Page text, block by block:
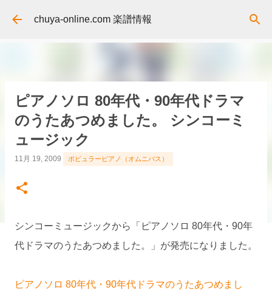
スキップしてメイン コンテンツに移動
chuya-online.com 楽譜情報
ピアノソロ 80年代・90年代ドラマ
のうたあつめました。 シンコーミ
ュージック
11月 19, 2009 ポピュラーピアノ（オムニバス）
シンコーミュージックから「ピアノソロ 80年代・90年
代ドラマのうたあつめました。」が発売になりました。
ピアノソロ 80年代・90年代ドラマのうたあつめまし